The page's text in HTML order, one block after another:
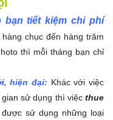
bạn tiết kiệm chi phí
chục đến hàng trăm
thì mỗi tháng bạn chỉ
hiện đại: Khác với việc
sử dụng thì việc thue
sử dụng những loại